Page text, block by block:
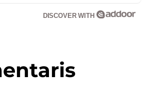
DISCOVER WITH